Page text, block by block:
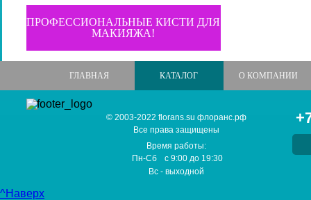
ПРОФЕССИОНАЛЬНЫЕ КИСТИ ДЛЯ
МАКИЯЖА!
ГЛАВНАЯ КАТАЛОГ О КОМПАНИИ
© 2003-2022 florans.su флоранс.рф
Все права защищены
Время работы:
Пн-Сб
с9:00 до 19:30
Вс - выходной
^Наверх